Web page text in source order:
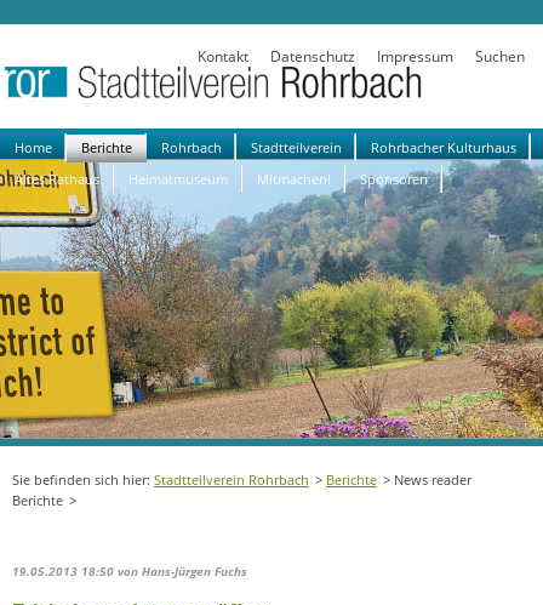
Kontakt Datenschutz Impressum Suchen
Navigation
überspringen
Home Berichte Rohrbach Stadtteilverein
Rohrbacher Kulturhaus
Altes Rathaus
Heimatmuseum Mitmachen! Sponsoren
Stadtteilverein Rohrbach Berichte
News reader
Berichte
19.05.2013 18:50 von Hans-Jürgen Fuchs